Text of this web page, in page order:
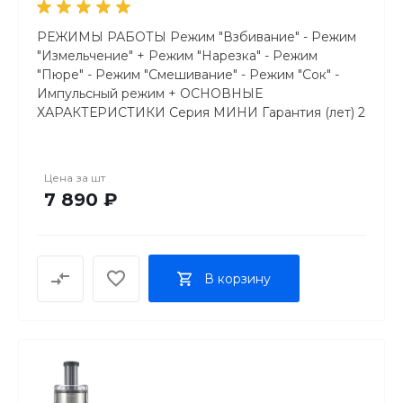
регулировки толщины - Футляр для хранения -
Лопатка для очистки - ДОПОЛНИТЕЛЬНАЯ
ИНФОРМАЦИЯ Длина кабеля (м) 0.75 Тип товара
Кухонный комбайн ГАБАРИТЫ И ВЕС Вес (кг) 1.2
Размеры упаковки ВхШхГ (см) 24.5 x 17.2 x 17.2 Вес
брутто (кг) 1.5 Габариты ВхШхГ (см) 22.2 x 17.8 x
РЕЖИМЫ РАБОТЫ Режим "Взбивание" - Режим
"Измельчение" + Режим "Нарезка" - Режим
"Пюре" - Режим "Смешивание" - Режим "Сок" -
Импульсный режим + ОСНОВНЫЕ
ХАРАКТЕРИСТИКИ Серия МИНИ Гарантия (лет) 2
корпуса пластик Цвет красный ПРОГРАММЫ И
ФУНКЦИИ Отверстие для ингредиентов +
электронное Документация pdf Комбайн
кухонный мини 5KFC3516 ПИТАНИЕ Тип
Мощность (Вт) 240 Макс. скорость вращения (об/
2450 КОМПЛЕКТАЦИЯ Венчик для взбивания -
Цена за шт
7 890 ₽
В корзину